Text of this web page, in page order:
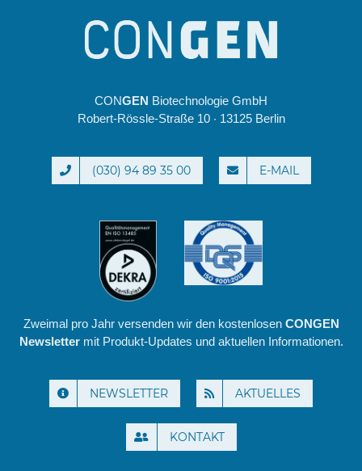
CONGEN Biotechnologie GmbH
Robert-Rössle-Straße 10 · 13125 Berlin
(030) 94 89 35 00 E-MAIL
Zweimal pro Jahr versenden wir den kostenlosen CONGEN
Newslettermit Produkt-Updates und aktuellen Informationen.
NEWSLETTER AKTUELLES
KONTAKT